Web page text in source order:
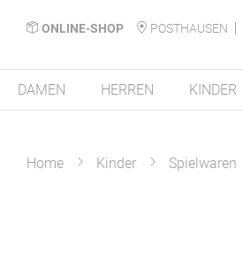
ONLINE-SHOP POSTHAUSEN
DAMEN HERREN KINDER
Home Kinder Spielwaren